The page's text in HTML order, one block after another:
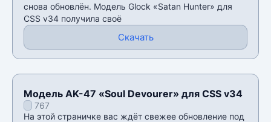
снова обновлён. Модель Glock «Satan Hunter» для
CSS v34 получила своё
Скачать
Модель AK-47 «Soul Devourer» для CSS v34
767
На этой страничке вас ждëт свежее обновление под